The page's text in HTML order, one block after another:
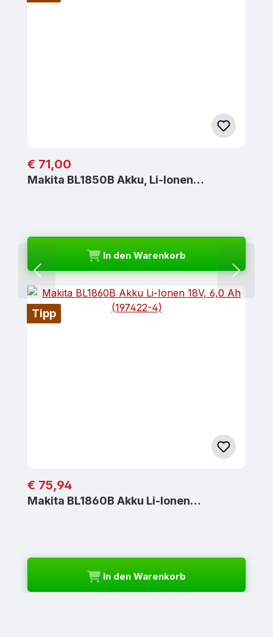
Regulärer Preis:
€ 71,00
Makita BL1850B Akku, Li-Ionen…
In den Warenkorb
Tipp
Regulärer Preis:
€ 75,94
Makita BL1860B Akku Li-Ionen…
In den Warenkorb